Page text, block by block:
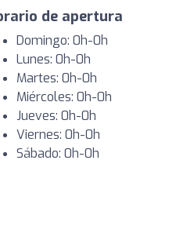
de apertura
Domingo: 0h-0h
Lunes: 0h-0h
Martes: 0h-0h
Miércoles: 0h-0h
Jueves: 0h-0h
Viernes: 0h-0h
Sábado: 0h-0h